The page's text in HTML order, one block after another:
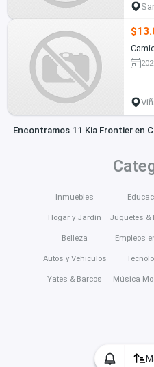
Encontramos 11 Kia Frontier en
Inmuebles
Hogar y Jardín
Belleza
Autos y Vehículos
Yates & Barcos
Juguetes &
Empleos
Música